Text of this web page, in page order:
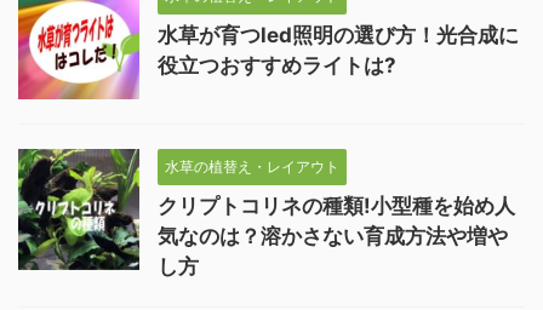
水草が育つled照明の選び方！光合成に
役立つおすすめライトは?
水草の植替え・レイアウト
クリプトコリネの種類!小型種を始め人
気なのは？溶かさない育成方法や増や
し方